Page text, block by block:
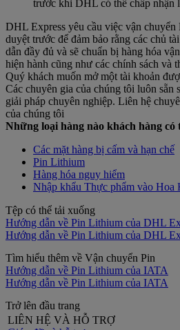
trước khi DHL có thể chấp nhận
DHL Express yêu cầu việc vận
duyệt trước để đảm bảo rằng các chủ
dẫn đầy đủ và sẽ chuẩn bị hàng hóa
hiện hành cũng như các chính sách và
Quý khách muốn mở một tài khoản
Các chuyên gia của chúng tôi luôn sẵn
giải pháp chuyên nghiệp. Liên hệ
của chúng tôi
Những loại hàng nào khách hàng có
Các mặt hàng bị cấm và hạn chế
Pin Lithium
Hàng hóa nguy hiểm
Nhập khẩu Thực phẩm vào Hoa
Tệp có thể tải xuống
Hướng dẫn về Pin Lithium của DHL
Hướng dẫn về Pin Lithium của DHL
Tìm hiểu thêm về Vận chuyển Pin
Hướng dẫn về Pin Lithium của IATA
Hướng dẫn về Pin Lithium của IATA
Trở lên đầu trang
LIÊN HỆ VÀ HỖ TRỢ